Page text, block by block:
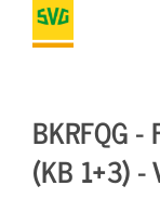
BKRFQG -
(KB 1+3) -